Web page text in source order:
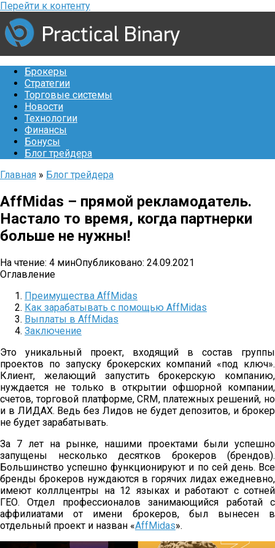
Перейти к контенту
Брокеры
Стратегии
Торговые системы
Новости
Технологии
Финансы
Бонусы
Блог трейдера
Главная » Блог трейдера
AffMidas – прямой рекламодатель.
Настало то время, когда партнерки
больше не нужны!
На чтение: 4 минОпубликовано: 24.09.2021
Оглавление
Преимущества AffMidas
Как зарабатывать с помощью AffMidas
Выплаты в AffMidas
Заключение
Это уникальный проект, входящий в состав группы
проектов по запуску брокерских компаний «под ключ».
Клиент, желающий запустить брокерскую компанию,
нуждается не только в открытии офшорной компании,
счетов, торговой платформе, CRM, платежных решений, но
и в ЛИДАХ. Ведь без Лидов не будет депозитов, и брокер
не будет зарабатывать.
За 7 лет на рынке, нашими проектами были успешно
запущены несколько десятков брокеров (брендов).
Большинство успешно функционируют и по сей день. Все
бренды брокеров нуждаются в горячих лидах ежедневно,
имеют колллцентры на 12 языках и работают с сотней
ГЕО. Отдел профессионалов занимающийся работай с
аффилиатами от имени брокеров, был вынесен в
отдельный проект и назван «AffMidas».